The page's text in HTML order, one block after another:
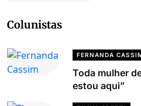
Colunistas
FERNANDA
Toda mulher
estou aqui”